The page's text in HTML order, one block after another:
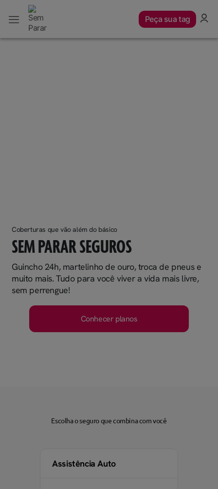
Peça sua tag
Coberturas que vão além do básico
SEM PARAR SEGUROS
Guincho 24h, martelinho de ouro, troca de pneus e
muito mais. Tudo para você viver a vida mais livre,
sem perrengue!
Conhecer planos
Escolha o seguro que combina com você
Assistência Auto